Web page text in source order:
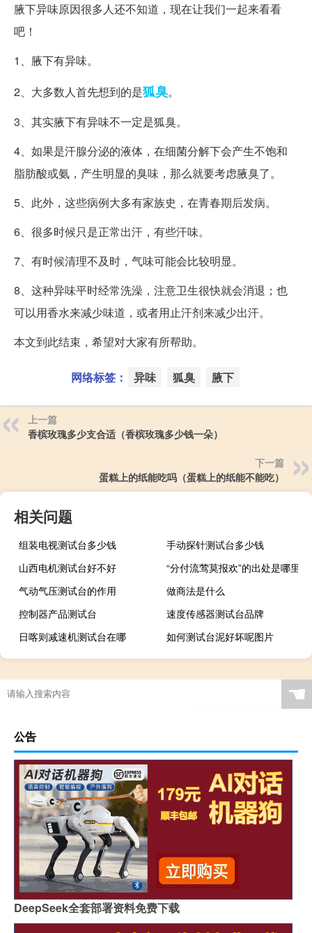
腋下异味原因很多人还不知道，现在让我们一起来看看
吧！
1、腋下有异味。
2、大多数人首先想到的是狐臭。
3、其实腋下有异味不一定是狐臭。
4、如果是汗腺分泌的液体，在细菌分解下会产生不饱和
脂肪酸或氨，产生明显的臭味，那么就要考虑腋臭了。
5、此外，这些病例大多有家族史，在青春期后发病。
6、很多时候只是正常出汗，有些汗味。
7、有时候清理不及时，气味可能会比较明显。
8、这种异味平时经常洗澡，注意卫生很快就会消退；也
可以用香水来减少味道，或者用止汗剂来减少出汗。
本文到此结束，希望对大家有所帮助。
网络标签： 异味 狐臭 腋下
上一篇
香槟玫瑰多少支合适（香槟玫瑰多少钱一朵）
下一篇
蛋糕上的纸能吃吗（蛋糕上的纸能不能吃）
相关问题
组装电视测试台多少钱
手动探针测试台多少钱
山西电机测试台好不好
“分付流莺莫报欢”的出处是哪里
气动气压测试台的作用
做商法是什么
控制器产品测试台
速度传感器测试台品牌
日喀则减速机测试台在哪
如何测试台泥好坏呢图片
☚
公告
DeepSeek全套部署资料免费下载